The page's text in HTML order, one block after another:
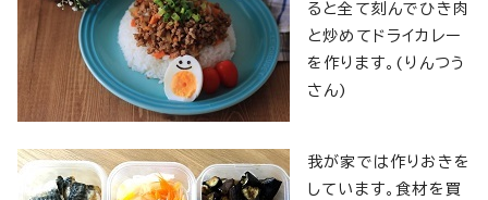
ると全て刻んでひき肉
と炒めてドライカレー
を作ります。(りんつう
さん)
我が家では作りおきを
しています。食材を買